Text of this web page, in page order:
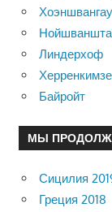
Хоэншвангау
Линдерхоф
Байройт
МЫ
Сицилия
Греция 2018